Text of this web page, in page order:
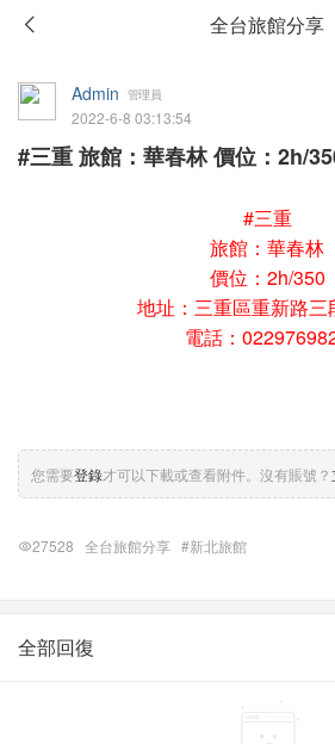
全台旅館分享
Admin 管理員
2022-6-8 03:13:54
#三重 旅館：華春林 價位：2h/
#三重
旅館：華春林
價位：2h/350
地址：三重區重新路三
電話：
您需要登錄才可以下載或查看附件。沒有賬號？
27528 全台旅館分享 #新北旅館
全部回復